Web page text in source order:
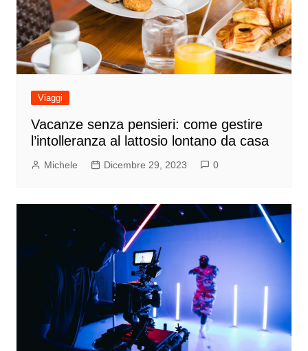
Viaggi
Vacanze senza pensieri: come gestire
l’intolleranza al lattosio lontano da casa
Michele Dicembre 29, 2023 0